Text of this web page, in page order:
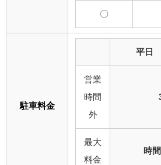
〇
駐車料金
平日
営業
時間
外
最大
料金
時